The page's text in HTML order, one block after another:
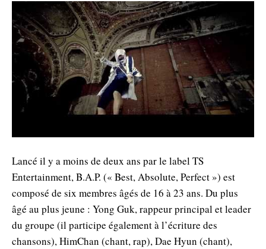
Lancé il y a moins de deux ans par le label TS
Entertainment, B.A.P. (« Best, Absolute, Perfect ») est
composé de six membres âgés de 16 à 23 ans. Du plus
âgé au plus jeune : Yong Guk, rappeur principal et leader
du groupe (il participe également à l’écriture des
chansons), HimChan (chant, rap), Dae Hyun (chant),